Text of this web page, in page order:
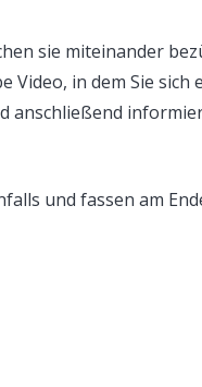
sie miteinander
Video, in dem Sie sich
anschließend
und fassen am